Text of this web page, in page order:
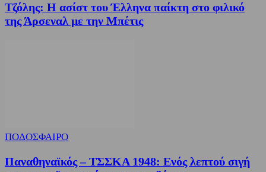
Τζόλης: Η ασίστ του Έλληνα παίκτη στο φιλικό
της Άρσεναλ με την Μπέτις
ΠΟΔΟΣΦΑΙΡΟ
Παναθηναϊκός – ΤΣΣΚΑ 1948: Ενός λεπτού σιγή